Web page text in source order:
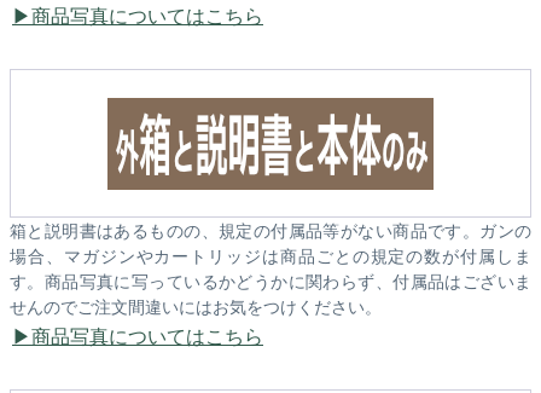
商品写真についてはこちら
箱と説明書はあるものの、規定の付属品等がない商品です。ガンの
場合、マガジンやカートリッジは商品ごとの規定の数が付属しま
す。商品写真に写っているかどうかに関わらず、付属品はございま
せんのでご注文間違いにはお気をつけください。
商品写真についてはこちら